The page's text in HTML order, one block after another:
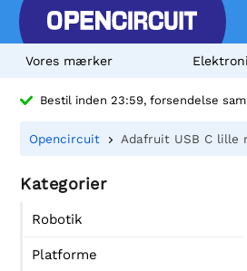
Vores mærker
Bestil inden 23:59, forsendelse
Opencircuit Adafruit USB C lille
Kategorier
Robotik
Platforme